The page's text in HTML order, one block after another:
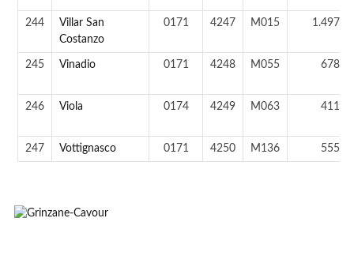
244
Villar San
Costanzo
0171 4247 M015 1.497 ab
245 Vinadio 0171 4248 M055 678 ab
246 Viola 0174 4249 M063 411 ab
247 Vottignasco 0171 4250 M136 555 ab